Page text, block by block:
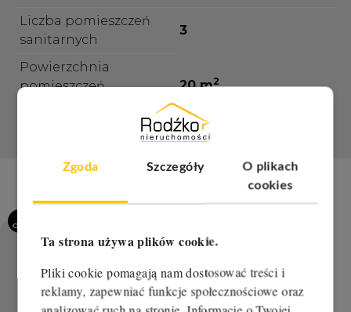
Zgoda Szczegóły
O plikach
cookies
Ta strona używa plików cookie.
Pliki cookie pomagają nam dostosować treści i
reklamy, zapewniać funkcje społecznościowe oraz
Liczba pomieszczeń
sanitarnych
3
Powierzchnia
pomieszczeń
20 m2
Aldona Liczbińska
Specjalistka ds. sprzedaży
667 806 969
OFERT